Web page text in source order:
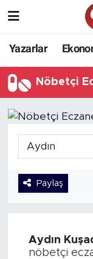
Yazarlar
Nöbetçi
Paylaş
Aydın
nöbetçi